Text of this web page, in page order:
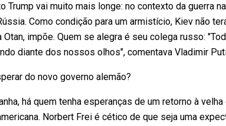
Trump vai muito mais longe: no contexto da guerra
Como condição para um armistício, Kiev não
Otan, impõe. Quem se alegra é seu colega russo:
diante dos nossos olhos", comentava Vladimir
do novo governo alemão?
há quem tenha esperanças de um retorno à
Norbert Frei é cético de que seja uma